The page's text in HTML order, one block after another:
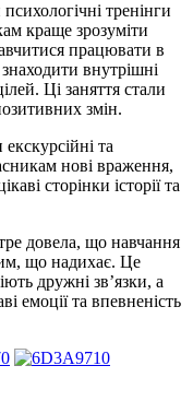
тренінги
краще зрозуміти
працювати в
внутрішні
Ці заняття стали
змін.
та
нові враження,
сторінки історії та
довела, що навчання
що надихає. Це
дружні зв’язки, а
емоції та впевненість